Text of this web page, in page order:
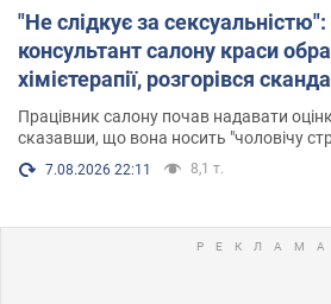
"Не слідкує за сексуальністю":
консультант салону краси
хімієтерапії, розгорівся
Працівник салону почав надавати
сказавши, що вона носить "чоловічу
7.08.2026 22:11 8,1 т.